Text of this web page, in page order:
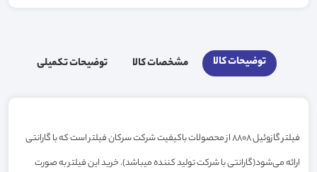
توضیحات کالا مشخصات کالا توضیحات تکمیلی
فیلتر گازوئیل 8808 از محصولات باکیفیت شرکت سرکان فیلتر است که با گارانتی
ارائه می‌شود(گارانتی با شرکت تولید کننده میباشد). خرید این فیلتر به صورت